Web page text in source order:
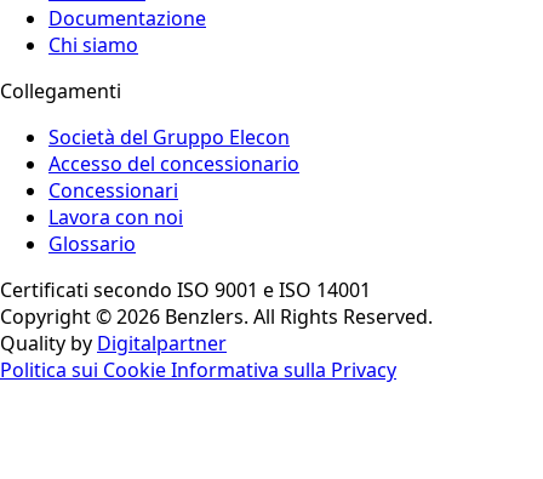
Documentazione
Chi siamo
Collegamenti
Società del Gruppo Elecon
Accesso del concessionario
Concessionari
Lavora con noi
Glossario
Certificati secondo ISO 9001 e ISO 14001
Copyright © 2026 Benzlers. All Rights Reserved.
Quality by Digitalpartner
Politica sui CookieInformativa sulla Privacy